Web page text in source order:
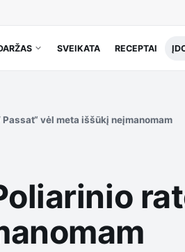
SVEIKATA RECEPTAI
vėl meta iššūkį neįmanomam